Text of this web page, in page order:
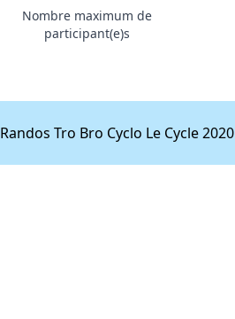
Nombre maximum de
participant(e)s
Randos Tro Bro Cyclo Le Cycle 2020